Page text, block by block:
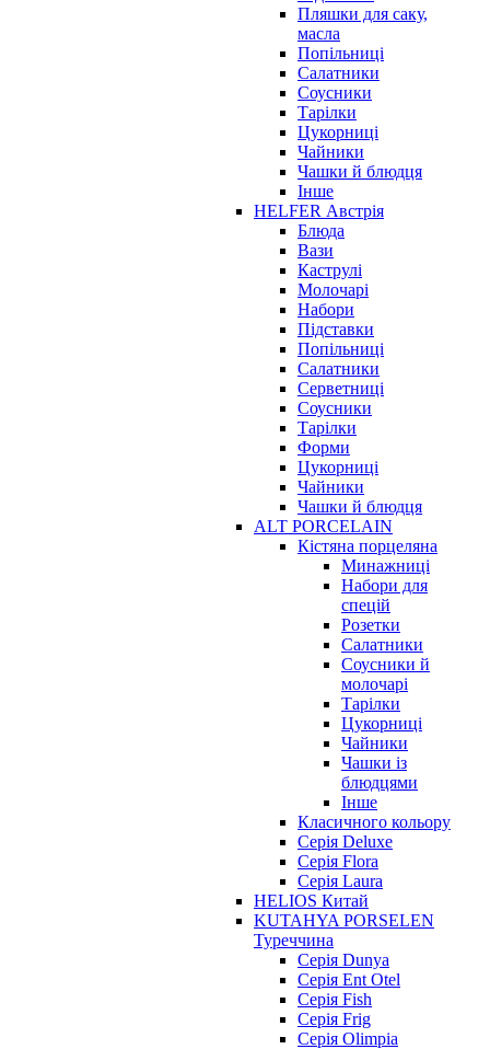
Пляшки для саку,
масла
Попільниці
Салатники
Соусники
Тарілки
Цукорниці
Чайники
Чашки й блюдця
Інше
HELFER Австрія
Блюда
Вази
Каструлі
Молочарі
Набори
Підставки
Попільниці
Салатники
Серветниці
Соусники
Тарілки
Форми
Цукорниці
Чайники
Чашки й блюдця
ALT PORCELAIN
Кістяна порцеляна
Минажниці
Набори для
спецій
Розетки
Салатники
Соусники й
молочарі
Тарілки
Цукорниці
Чайники
Чашки із
блюдцями
Інше
Класичного кольору
Серія Deluxe
Серія Flora
Серія Laura
HELIOS Китай
KUTAHYA PORSELEN
Туреччина
Серія Dunya
Серія Ent Otel
Серія Fish
Серія Frig
Серія Olimpia